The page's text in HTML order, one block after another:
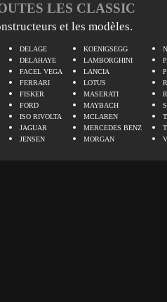
LES CLASSIC
et les modèles.
DELAGE
DELAHAYE
FACEL VEGA
FERRARI
FISKER
FORD
ISO RIVOLTA
JAGUAR
JENSEN
KOENIGSEGG
LAMBORGHINI
LANCIA
LOTUS
MASERATI
MAYBACH
MCLAREN
MERCEDES BENZ
MORGAN